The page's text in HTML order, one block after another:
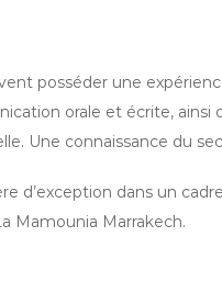
posséder une
orale et écrite, ainsi
Une connaissance du
d’exception dans un
Mamounia Marrakech.